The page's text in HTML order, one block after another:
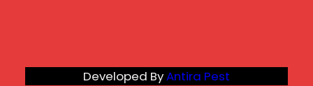
Developed ByAntira Pest